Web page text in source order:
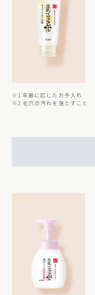
※1 年齢に応じたお手入れ
※2 毛穴の汚れを落とすこと